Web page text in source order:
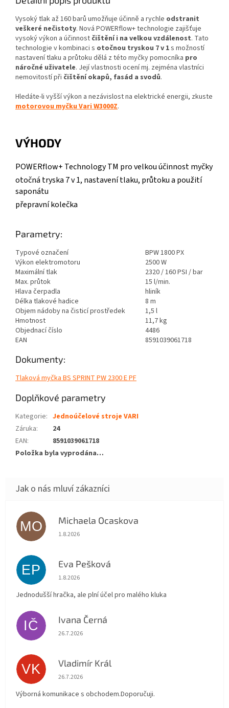
Vysoký tlak až 160 barů umožňuje účinně a rychle odstranit
veškeré nečistoty. Nová POWERflow+ technologie zajišťuje
vysoký výkon a účinnost čištění i na velkou vzdálenost. Tato
technologie v kombinaci s otočnou tryskou 7 v 1s možností
nastavení tlaku a průtoku dělá z této myčky pomocníka pro
náročné uživatele. Její vlastnosti ocení mj. zejména vlastníci
nemovitostí při čištění okapů, fasád a svodů.
Hledáte-li vyšší výkon a nezávislost na elektrické energii, zkuste
motorovou myčku Vari W3000Z.
VÝHODY
POWERflow+ Technology TM pro velkou účinnost myčky
otočná tryska 7 v 1, nastavení tlaku, průtoku a použití
saponátu
přepravní kolečka
Parametry:
Typové označení
BPW 1800 PX
Výkon elektromotoru
2500 W
Maximální tlak
2320 / 160 PSI / bar
Max. průtok
15 l/min.
Hlava čerpadla
hliník
Délka tlakové hadice
8 m
Objem nádoby na čisticí prostředek
1,5 l
Hmotnost
11,7 kg
Objednací číslo
4486
EAN
8591039061718
Dokumenty:
Tlaková myčka BS SPRINT PW 2300 E PF
Doplňkové parametry
Kategorie: Jednoúčelové stroje VARI
Záruka:
24
EAN:
8591039061718
Položka byla vyprodána…
MO Michaela Ocaskova
Hodnocení obchodu je 5 z 5 hvězdiček.
1.8.2026
EP Eva Pešková
Hodnocení obchodu je 5 z 5 hvězdiček.
1.8.2026
Jednodušší hračka, ale plní účel pro malého kluka
IČ Ivana Černá
Hodnocení obchodu je 5 z 5 hvězdiček.
26.7.2026
VK Vladimír Král
Hodnocení obchodu je 5 z 5 hvězdiček.
26.7.2026
Výborná komunikace s obchodem.Doporučuji.